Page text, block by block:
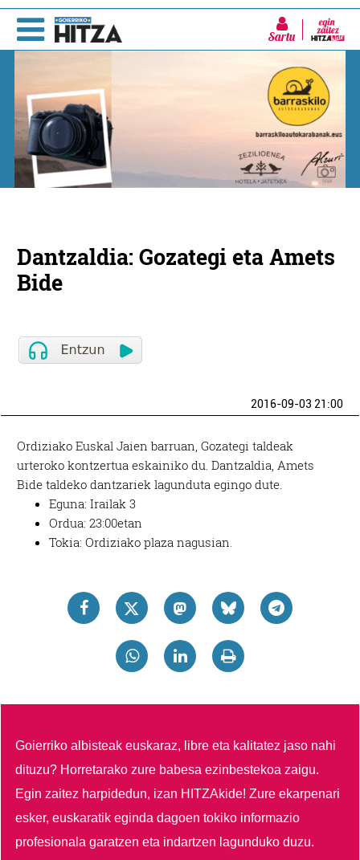
Sartu
Dantzaldia: Gozategi eta Amets
Bide
2016-09-03 21:00
Ordiziako Euskal Jaien barruan, Gozategi taldeak
urteroko kontzertua eskainiko du. Dantzaldia, Amets
Bide taldeko dantzariek lagunduta egingo dute.
Eguna: Irailak 3
Ordua: 23:00etan
Tokia: Ordiziako plaza nagusian.
Goierriko albisteak euskaraz, libre eta kalitatez jaso nahi
dituzu? Horretarako zure babesa ezinbestekoa zaigu.
Egin zaitez harpidedun, izan HITZAkide!Zure ekarpenari
esker, euskaratik eginda dagoen tokiko informazio
profesionala garatzen eta indartzen lagunduko duzu.